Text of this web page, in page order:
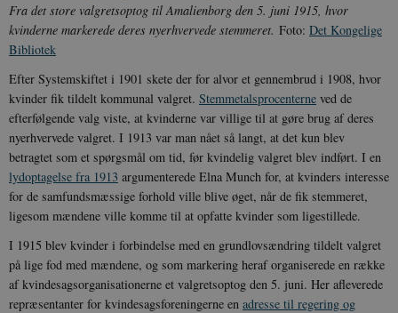
Fra det store valgretsoptog til Amalienborg den 5. juni 1915, hvor
kvinderne markerede deres nyerhvervede stemmeret. Foto: Det Kongelige
Bibliotek
Efter Systemskiftet i 1901 skete der for alvor et gennembrud i 1908, hvor
kvinder fik tildelt kommunal valgret. Stemmetalsprocenterne ved de
efterfølgende valg viste, at kvinderne var villige til at gøre brug af deres
nyerhvervede valgret. I 1913 var man nået så langt, at det kun blev
betragtet som et spørgsmål om tid, før kvindelig valgret blev indført. I en
lydoptagelse fra 1913 argumenterede Elna Munch for, at kvinders interesse
for de samfundsmæssige forhold ville blive øget, når de fik stemmeret,
ligesom mændene ville komme til at opfatte kvinder som ligestillede.
I 1915 blev kvinder i forbindelse med en grundlovsændring tildelt valgret
på lige fod med mændene, og som markering heraf organiserede en række
af kvindesagsorganisationerne et valgretsoptog den 5. juni. Her afleverede
repræsentanter for kvindesagsforeningerne en adresse til regering og